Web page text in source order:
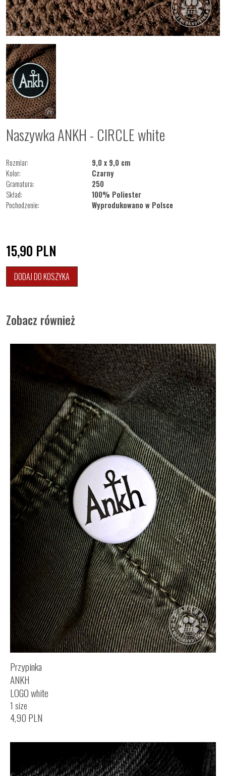
Naszywka ANKH - CIRCLE white
Rozmiar:
9,0 x 9,0 cm
Kolor:
Czarny
Gramatura:
250
Skład:
100% Poliester
Pochodzenie:
Wyprodukowano w Polsce
15,90 PLN
DODAJ DO KOSZYKA
Zobacz również
Przypinka
ANKH
LOGO white
1 size
4,90 PLN